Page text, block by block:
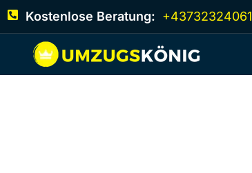
Kostenlose Beratung: +43732324061